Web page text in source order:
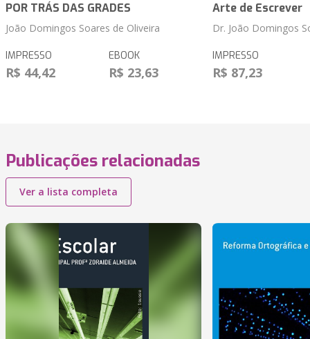
POR TRÁS DAS GRADES
João Domingos Soares de Oliveira
IMPRESSO
R$ 44,42
EBOOK
R$ 23,63
Arte de Escrever
Dr. João Domingos
IMPRESSO
R$ 87,23
Publicações relacionadas
Ver a lista completa